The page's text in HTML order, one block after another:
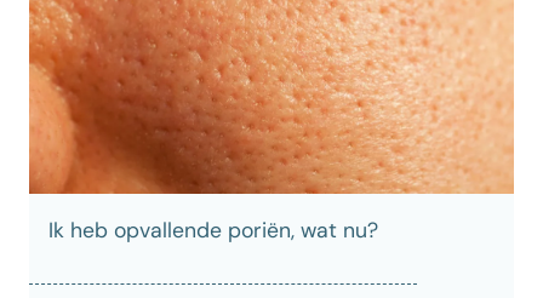
Ik heb opvallende poriën, wat nu?